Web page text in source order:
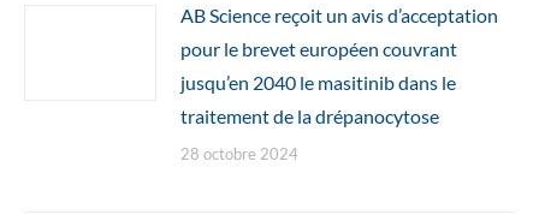
AB Science reçoit un avis d’acceptation
pour le brevet européen couvrant
jusqu’en 2040 le masitinib dans le
traitement de la drépanocytose
28 octobre 2024